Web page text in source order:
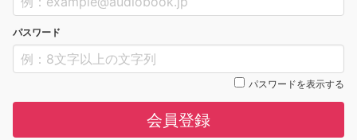
パスワード
パスワードを表示する
会員登録